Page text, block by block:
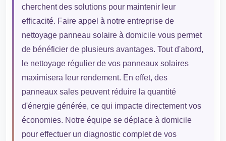
cherchent des solutions pour maintenir leur
efficacité. Faire appel à notre entreprise de
nettoyage panneau solaire à domicile vous permet
de bénéficier de plusieurs avantages. Tout d'abord,
le nettoyage régulier de vos panneaux solaires
maximisera leur rendement. En effet, des
panneaux sales peuvent réduire la quantité
d'énergie générée, ce qui impacte directement vos
économies. Notre équipe se déplace à domicile
pour effectuer un diagnostic complet de vos